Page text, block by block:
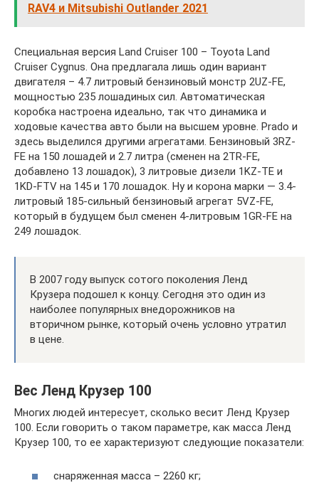
RAV4 и Mitsubishi Outlander 2021
Специальная версия Land Cruiser 100 – Toyota Land
Cruiser Cygnus. Она предлагала лишь один вариант
двигателя – 4.7 литровый бензиновый монстр 2UZ-FE,
мощностью 235 лошадиных сил. Автоматическая
коробка настроена идеально, так что динамика и
ходовые качества авто были на высшем уровне. Prado и
здесь выделился другими агрегатами. Бензиновый 3RZ-
FE на 150 лошадей и 2.7 литра (сменен на 2TR-FE,
добавлено 13 лошадок), 3 литровые дизели 1KZ-TE и
1KD-FTV на 145 и 170 лошадок. Ну и корона марки — 3.4-
литровый 185-сильный бензиновый агрегат 5VZ-FE,
который в будущем был сменен 4-литровым 1GR-FE на
249 лошадок.
В 2007 году выпуск сотого поколения Ленд
Крузера подошел к концу. Сегодня это один из
наиболее популярных внедорожников на
вторичном рынке, который очень условно утратил
в цене.
Вес Ленд Крузер 100
Многих людей интересует, сколько весит Ленд Крузер
100. Если говорить о таком параметре, как масса Ленд
Крузер 100, то ее характеризуют следующие показатели:
снаряженная масса – 2260 кг;